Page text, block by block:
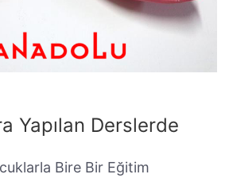
Yapılan Derslerde
Bire Bir Eğitim